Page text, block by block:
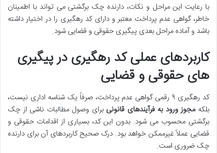
با رعایت این مراحل و نکات، دارنده چک برگشتی می تواند با اطمینان
خاطر، گواهی عدم پرداخت معتبر و دارای کد رهگیری را در اختیار داشته
باشد و آماده مراحل بعدی پیگیری حقوقی و قضایی شود.
کاربردهای عملی کد رهگیری در پیگیری
های حقوقی و قضایی
کد رهگیری ۹ رقمی گواهی عدم پرداخت، صرفاً یک شناسه اداری نیست،
بلکهمجوز ورود به فرآیندهای قانونی برای وصول مطالبات ناشی از چک
برگشتی محسوب می شود. بدون این کد، بسیاری از اقدامات حقوقی و
قضایی عملاً غیرممکن خواهد بود. درک صحیح کاربردهای آن برای دارنده
چک ضروری است.